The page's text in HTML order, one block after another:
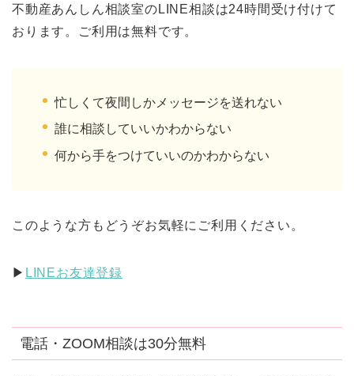
不動産あんしん相談室のLINE相談は24時間受け付けて
おります。ご利用は無料です。
忙しくて夜間しかメッセージを送れない
誰に相談していいかわからない
何から手をつけていいのかわからない
このような方もどうぞお気軽にご利用ください。
▶︎ LINEお友達登録
電話・ZOOM相談は30分無料